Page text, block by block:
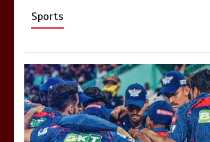
Sports